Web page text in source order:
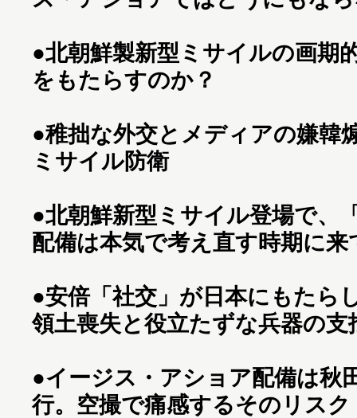
●北朝鮮製新型ミサイルの画期
をもたらすのか？
●稚拙な外交とメディアの嫌韓
ミサイル防衛
●北朝鮮新型ミサイル登場で、
配備は本気で考え直す時期に来
●安倍「社交」が日本にもたら
領土喪失と役立たずな兵器の支
●イージス・アショア配備は秋
行。空撮で痛感するそのリスク